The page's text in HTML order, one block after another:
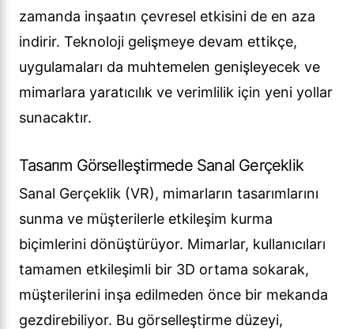
zamanda inşaatın çevresel etkisini de en aza
indirir. Teknoloji gelişmeye devam ettikçe,
uygulamaları da muhtemelen genişleyecek ve
mimarlara yaratıcılık ve verimlilik için yeni yollar
sunacaktır.
Tasarım Görselleştirmede Sanal Gerçeklik
Sanal Gerçeklik (VR), mimarların tasarımlarını
sunma ve müşterilerle etkileşim kurma
biçimlerini dönüştürüyor. Mimarlar, kullanıcıları
tamamen etkileşimli bir 3D ortama sokarak,
müşterilerini inşa edilmeden önce bir mekanda
gezdirebiliyor. Bu görselleştirme düzeyi,